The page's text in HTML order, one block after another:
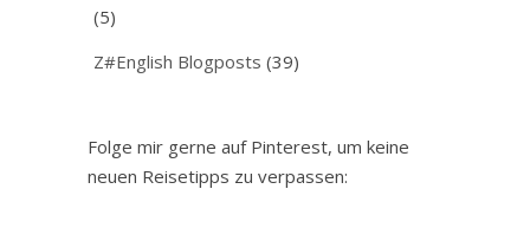
(5)
Z#English Blogposts (39)
Folge mir gerne auf Pinterest, um keine
neuen Reisetipps zu verpassen: